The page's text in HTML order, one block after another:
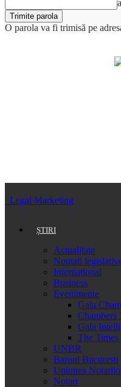
O parola va fi trimisă pe
Legal Marketing
ȘTIRI
Actualitate
Noutati
Internațional
Business
Evenimente
Gala
Chambers
Gala
The
UNBR
Baroul Bucuresti
Uniunea
Notari